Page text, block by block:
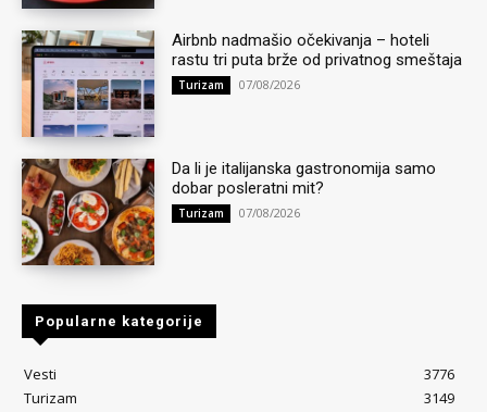
Airbnb nadmašio očekivanja – hoteli
rastu tri puta brže od privatnog smeštaja
Turizam 07/08/2026
Da li je italijanska gastronomija samo
dobar posleratni mit?
Turizam 07/08/2026
Popularne kategorije
Vesti
3776
Turizam
3149